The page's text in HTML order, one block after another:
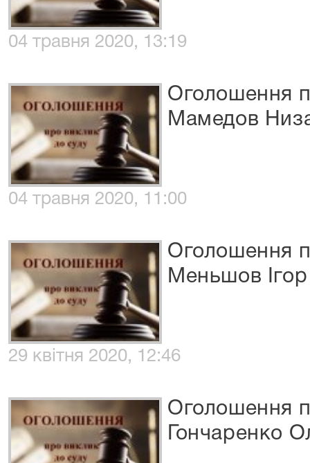
04 травня 2020, 13:19
Оголошення
Мамедов
04 травня 2020, 11:00
Оголошення
Меньшов Ігор
29 квітня 2020, 12:46
Оголошення
Гончаренко